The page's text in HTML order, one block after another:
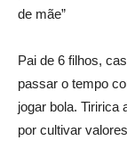
de mãe”
Pai de 6 filhos,
passar o tempo
jogar bola. Tiririca
por cultivar